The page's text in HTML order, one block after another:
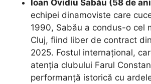
Ioan Ovidiu Sabău (58 de
echipei dinamoviste care
1990, Sabău a condus-o cel
Cluj, fiind liber de contract
2025. Fostul internațional,
atenția clubului Farul
performanță istorică cu